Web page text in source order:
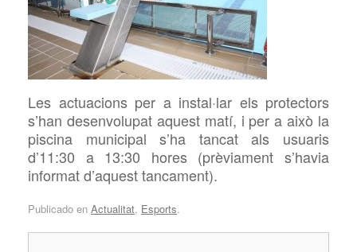
Les actuacions per a instal·lar els protectors
s’han desenvolupat aquest matí, i per a això la
piscina municipal s’ha tancat als usuaris
d’11:30 a 13:30 hores (prèviament s’havia
informat d’aquest tancament).
Publicado en Actualitat, Esports.